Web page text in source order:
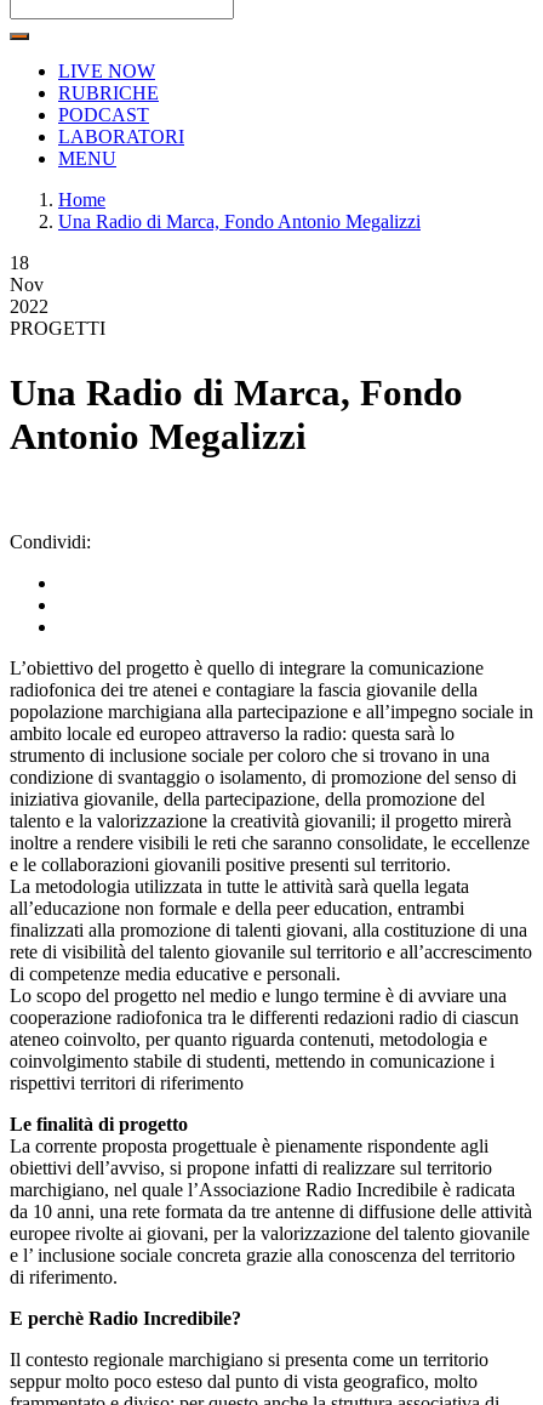
LIVE NOW
RUBRICHE
PODCAST
LABORATORI
MENU
Home
Una Radio di Marca, Fondo Antonio Megalizzi
18
Nov
2022
PROGETTI
Una Radio di Marca, Fondo
Antonio Megalizzi
Condividi:
L’obiettivo del progetto è quello di integrare la comunicazione
radiofonica dei tre atenei e contagiare la fascia giovanile della
popolazione marchigiana alla partecipazione e all’impegno sociale in
ambito locale ed europeo attraverso la radio: questa sarà lo
strumento di inclusione sociale per coloro che si trovano in una
condizione di svantaggio o isolamento, di promozione del senso di
iniziativa giovanile, della partecipazione, della promozione del
talento e la valorizzazione la creatività giovanili; il progetto mirerà
inoltre a rendere visibili le reti che saranno consolidate, le eccellenze
e le collaborazioni giovanili positive presenti sul territorio.
La metodologia utilizzata in tutte le attività sarà quella legata
all’educazione non formale e della peer education, entrambi
finalizzati alla promozione di talenti giovani, alla costituzione di una
rete di visibilità del talento giovanile sul territorio e all’accrescimento
di competenze media educative e personali.
Lo scopo del progetto nel medio e lungo termine è di avviare una
cooperazione radiofonica tra le differenti redazioni radio di ciascun
ateneo coinvolto, per quanto riguarda contenuti, metodologia e
coinvolgimento stabile di studenti, mettendo in comunicazione i
rispettivi territori di riferimento
Le finalità di progetto
La corrente proposta progettuale è pienamente rispondente agli
obiettivi dell’avviso, si propone infatti di realizzare sul territorio
marchigiano, nel quale l’Associazione Radio Incredibile è radicata
da 10 anni, una rete formata da tre antenne di diffusione delle attività
europee rivolte ai giovani, per la valorizzazione del talento giovanile
e l’ inclusione sociale concreta grazie alla conoscenza del territorio
di riferimento.
E perchè Radio Incredibile?
Il contesto regionale marchigiano si presenta come un territorio
seppur molto poco esteso dal punto di vista geografico, molto